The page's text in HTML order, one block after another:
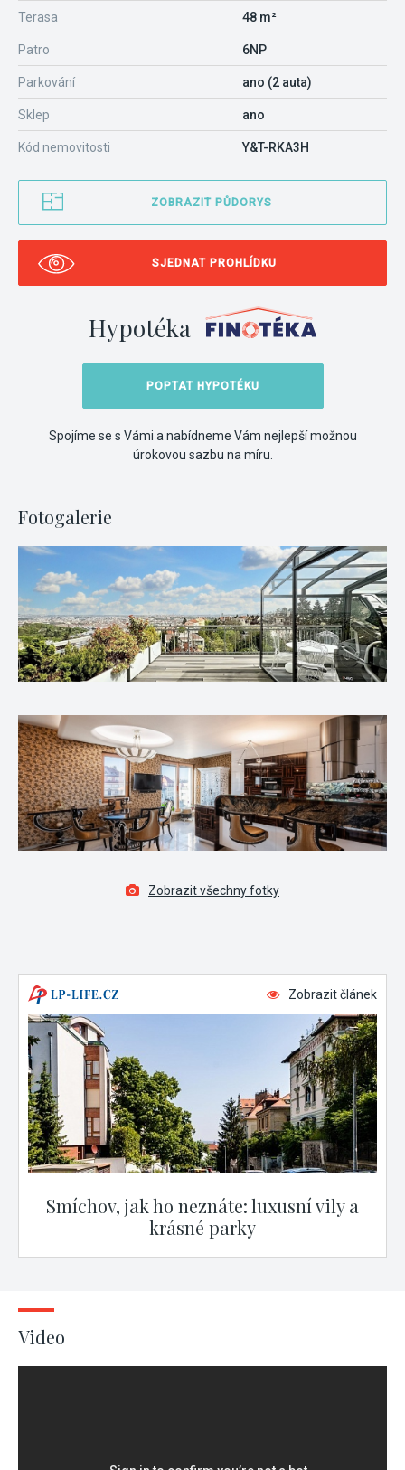
Terasa 48 m²
Patro 6NP
Parkování ano (2 auta)
Sklep ano
Kód nemovitosti Y&T-RKA3H
ZOBRAZIT PŮDORYS
SJEDNAT PROHLÍDKU
Hypotéka
POPTAT HYPOTÉKU
Spojíme se s Vámi a nabídneme Vám nejlepší možnou
úrokovou sazbu na míru.
Fotogalerie
Zobrazit všechny fotky
Zobrazit článek
Smíchov, jak ho neznáte: luxusní vily a
krásné parky
Video